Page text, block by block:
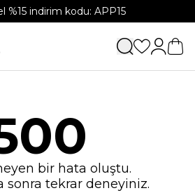
%15 indirim kodu: APP15
bir hata oluştu.
sonra tekrar deneyiniz.